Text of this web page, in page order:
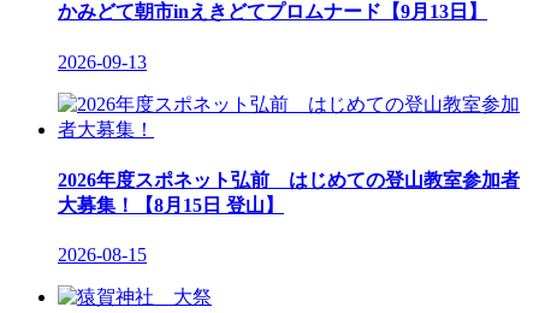
かみどて朝市inえきどてプロムナード【9月13日】
2026-09-13
2026年度スポネット弘前 はじめての登山教室参加者
大募集！【8月15日 登山】
2026-08-15